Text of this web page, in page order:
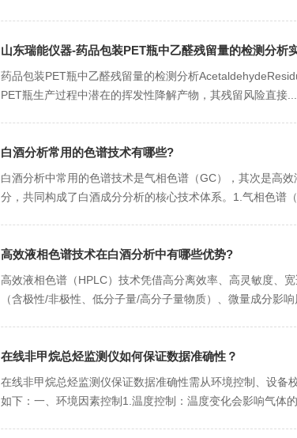
山东瑞能仪器-药品包装PET瓶中乙醛残留量的检测分析
药品包装PET瓶中乙醛残留量的检测分析
PET瓶生产过程中潜在的挥发性降解产物，其残留风险直接...
白酒分析常用的色谱技术有哪些?
白酒分析中常用的色谱技术是气相色谱（GC），其次是高
分，共同构成了白酒成分分析的核心技术体系。1.气相色谱
高效液相色谱技术在白酒分析中有哪些优势?
高效液相色谱（HPLC）技术凭借高分离效率、高灵敏度、
（含极性/非极性、低分子量/高分子量物质）、微量成分影
在线非甲烷总烃监测仪如何保证数据准确性？
在线非甲烷总烃监测仪保证数据准确性需从环境控制、设
如下：一、环境因素控制1.温度控制：温度变化会影响气体